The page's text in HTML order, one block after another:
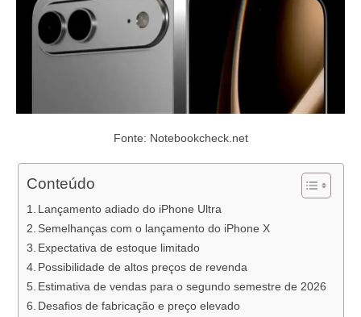
Fonte: Notebookcheck.net
Conteúdo
Lançamento adiado do iPhone Ultra
Semelhanças com o lançamento do iPhone X
Expectativa de estoque limitado
Possibilidade de altos preços de revenda
Estimativa de vendas para o segundo semestre de 2026
Desafios de fabricação e preço elevado